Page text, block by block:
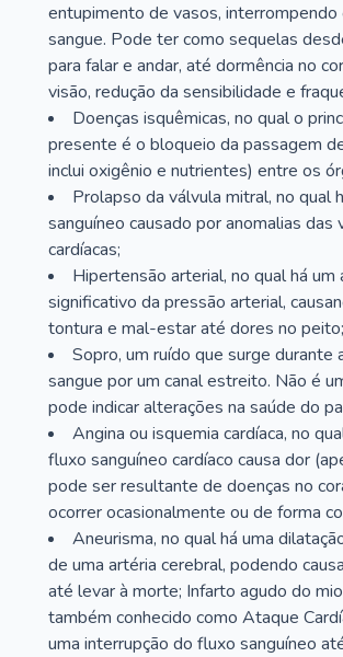
entupimento de vasos,
sangue. Pode ter como sequelas
para falar e andar, até dormência no
visão, redução da sensibilidade e
Doenças isquêmicas, no qual o
presente é o bloqueio da passagem
inclui oxigênio e nutrientes) entre os
Prolapso da válvula mitral, no qual
sanguíneo causado por anomalias das
cardíacas;
Hipertensão arterial, no qual há um
significativo da pressão arterial,
tontura e mal-estar até dores no peito;
Sopro, um ruído que surge durante
sangue por um canal estreito. Não é
pode indicar alterações na saúde do
Angina ou isquemia cardíaca, no
fluxo sanguíneo cardíaco causa dor
pode ser resultante de doenças no
ocorrer ocasionalmente ou de forma
Aneurisma, no qual há uma
de uma artéria cerebral, podendo
até levar à morte; Infarto agudo do
também conhecido como Ataque
uma interrupção do fluxo sanguíneo